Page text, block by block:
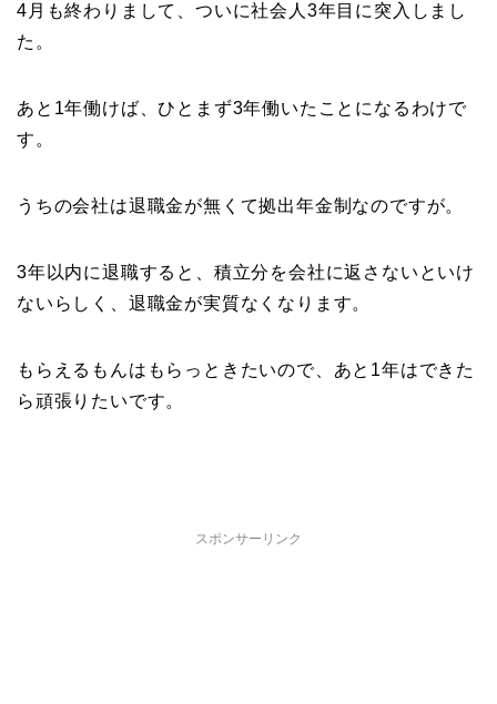
4月も終わりまして、ついに社会人3年目に突入しまし
た。
あと1年働けば、ひとまず3年働いたことになるわけで
す。
うちの会社は退職金が無くて拠出年金制なのですが。
3年以内に退職すると、積立分を会社に返さないといけ
ないらしく、退職金が実質なくなります。
もらえるもんはもらっときたいので、あと1年はできた
ら頑張りたいです。
スポンサーリンク